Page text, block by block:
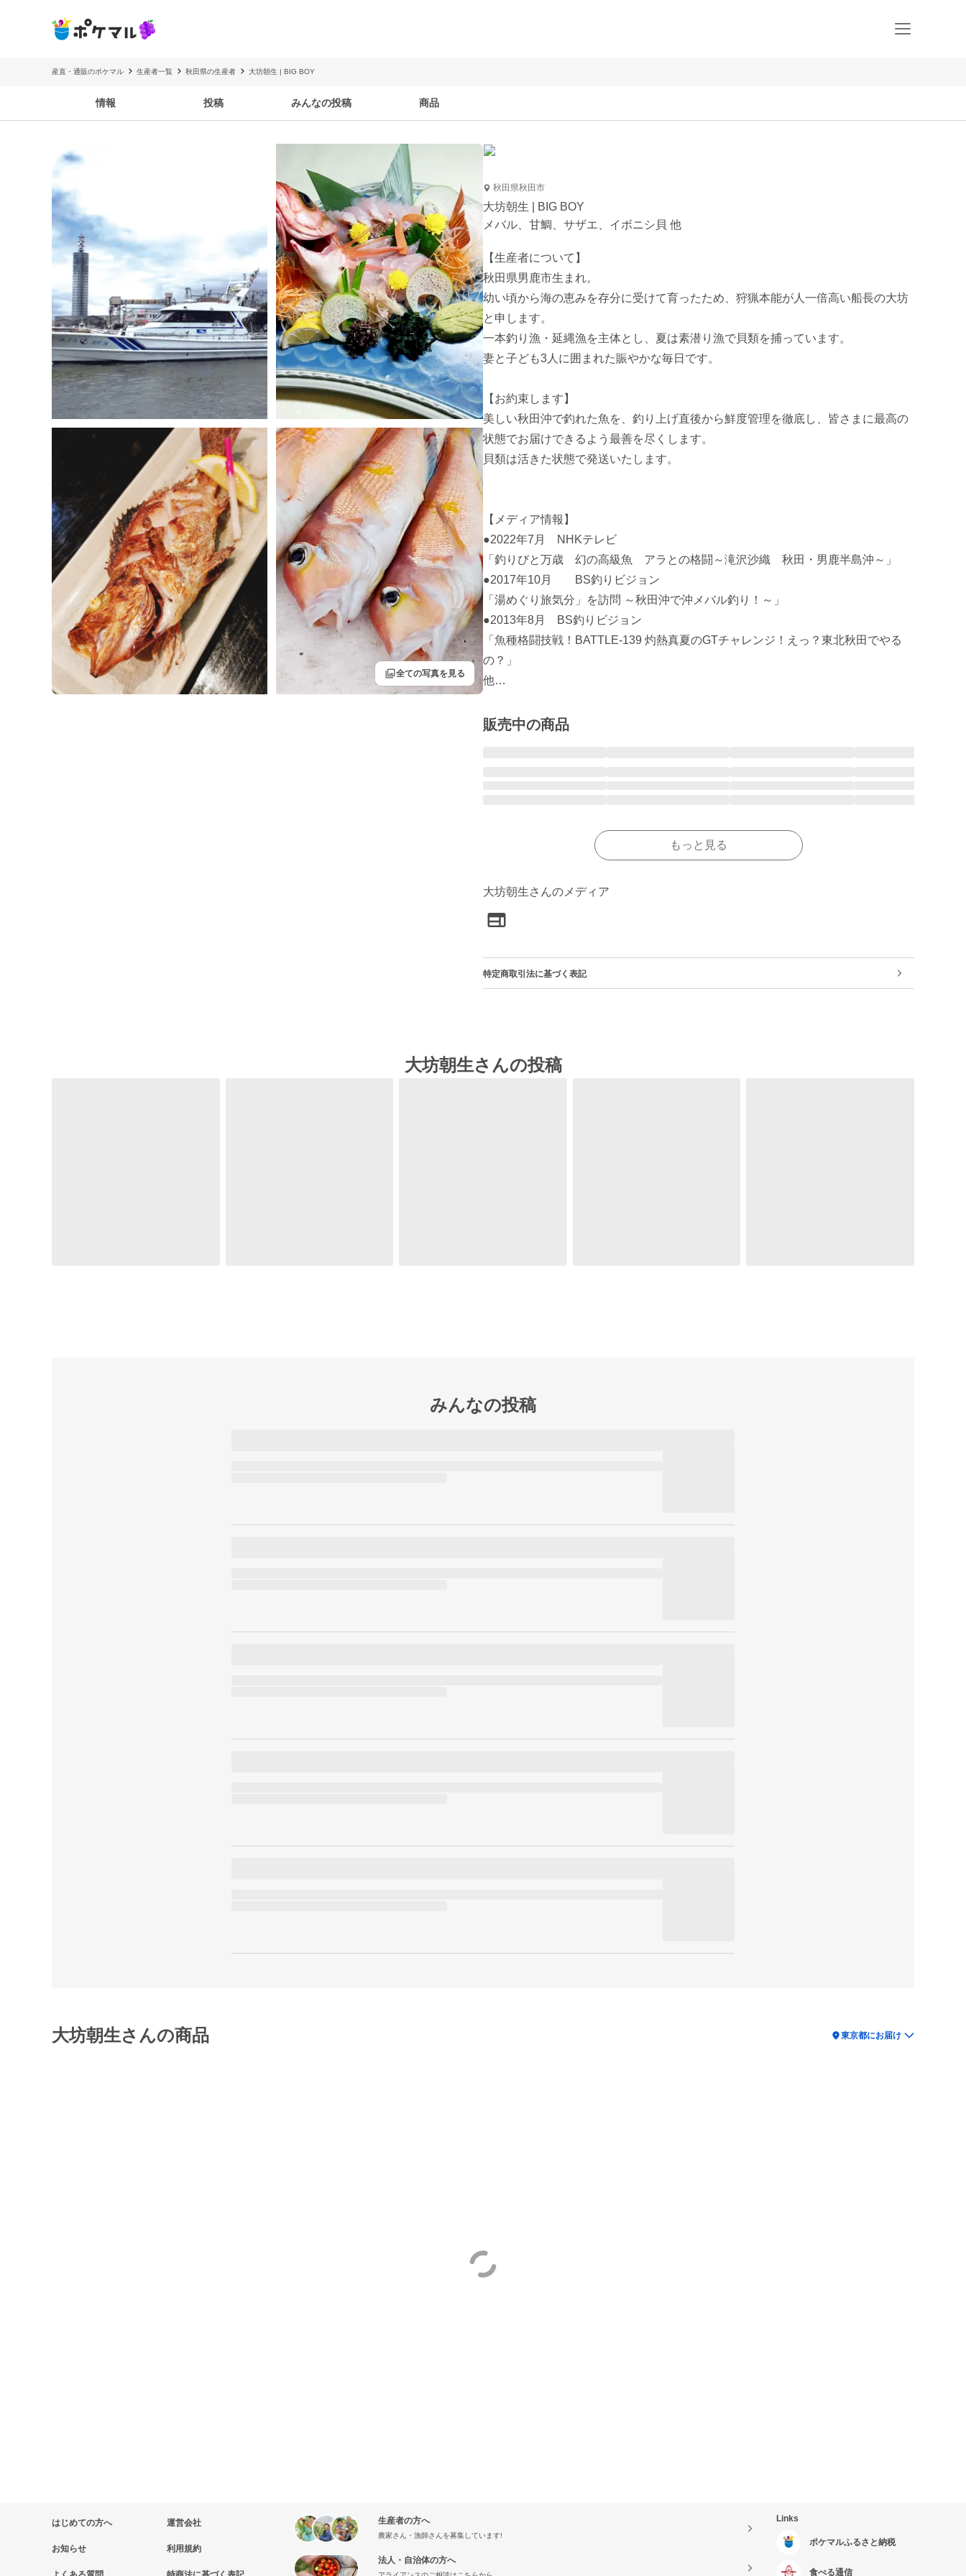
産直・通販のポケマル 生産者一覧 秋田県の生産者 大坊朝生 | BIG BOY
情報 投稿 みんなの投稿 商品
filter全ての写真を見る
秋田県秋田市
大坊朝生 | BIG BOY
メバル、甘鯛、サザエ、イボニシ貝 他
【生産者について】
秋田県男鹿市生まれ。
幼い頃から海の恵みを存分に受けて育ったため、狩猟本能が人一倍高い船長の大坊
と申します。
一本釣り漁・延縄漁を主体とし、夏は素潜り漁で貝類を捕っています。
妻と子ども3人に囲まれた賑やかな毎日です。
【お約束します】
美しい秋田沖で釣れた魚を、釣り上げ直後から鮮度管理を徹底し、皆さまに最高の
状態でお届けできるよう最善を尽くします。
貝類は活きた状態で発送いたします。
【メディア情報】
●2022年7月　NHKテレビ
「釣りびと万歳　幻の高級魚　アラとの格闘～滝沢沙織　秋田・男鹿半島沖～」
●2017年10月　　BS釣りビジョン
「湯めぐり旅気分」を訪問 ～秋田沖で沖メバル釣り！～」
●2013年8月　BS釣りビジョン
「魚種格闘技戦！BATTLE-139 灼熱真夏のGTチャレンジ！えっ？東北秋田でやる
の？」
他…
販売中の商品
もっと見る
大坊朝生さんのメディア
特定商取引法に基づく表記
大坊朝生さんの投稿
みんなの投稿
大坊朝生さんの商品 location_on東京都にお届け
はじめての方へ
お知らせ
運営会社
利用規約
生産者の方へ
農家さん・漁師さんを募集しています!
法人・自治体の方へ
Links
ポケマルふるさと納税
食べる通信